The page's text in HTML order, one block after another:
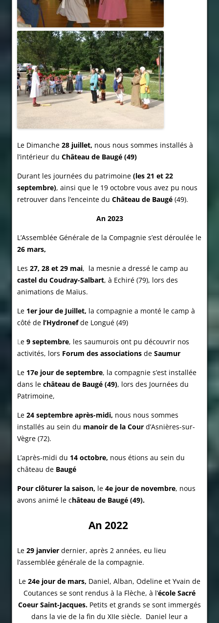
Le Dimanche 28 juillet, nous nous sommes installés à
l’intérieur du Château de Baugé (49)
Durant les journées du patrimoine (les 21 et 22
septembre), ainsi que le 19 octobre vous avez pu nous
retrouver dans l’enceinte du Château de Baugé (49).
An 2023
L’Assemblée Générale de la Compagnie s’est déroulée le
26 mars,
Les 27, 28 et 29 mai, la mesnie a dressé le camp au
castel du Coudray-Salbart, à Echiré (79), lors des
animations de Maïus.
Le 1er jour de Juillet, la compagnie a monté le camp à
côté de l’Hydronefde Longué (49)
Le 9 septembre, les saumurois ont pu découvrir nos
activités, lors Forum des associations de Saumur
Le 17e jour de septembre, la compagnie s’est installée
dans le château de Baugé (49), lors des Journées du
Patrimoine,
Le 24 septembre après-midi, nous nous sommes
installés au sein du manoir de la Cour d’Asnières-sur-
Vègre (72).
L’après-midi du 14 octobre, nous étions au sein du
château de Baugé
Pour clôturer la saison, le 4e jour de novembre, nous
avons animé le château de Baugé (49).
An 2022
Le 29 janvier dernier, après 2 années, eu lieu
l’assemblée générale de la compagnie.
Le 24e jour de mars, Daniel, Alban, Odeline et Yvain de
Coutances se sont rendus à la Flèche, à l’école Sacré
Coeur Saint-Jacques. Petits et grands se sont immergés
dans la vie de la fin du XIIe siècle. Daniel leur a